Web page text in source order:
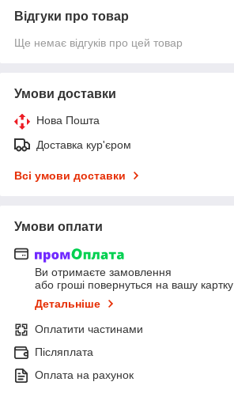
Відгуки про товар
Ще немає відгуків про цей товар
Умови доставки
Нова Пошта
Доставка кур'єром
Всі умови доставки
Умови оплати
Ви отримаєте замовлення
або гроші повернуться на вашу картку
Детальніше
Оплатити частинами
Післяплата
Оплата на рахунок